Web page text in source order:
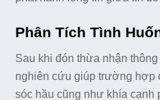
Phân Tích Tình
Sau khi đón thừa nhận
nghiên cứu giúp trường hợp
sóc hầu cũng như khía cạnh